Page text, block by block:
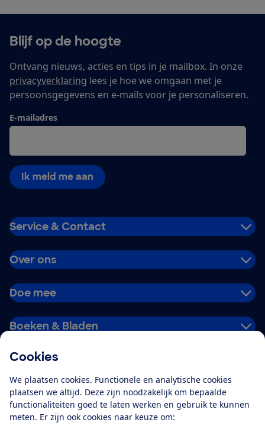
Cookies
We plaatsen cookies. Functionele en analytische cookies
plaatsen we altijd. Deze zijn noodzakelijk om bepaalde
functionaliteiten goed te laten werken en gebruik te kunnen
meten. Er zijn ook cookies naar keuze om:
Blijf op de hoogte
Ontvang nieuws, acties en tips in je mailbox. In onze
privacyverklaring lees je hoe we omgaan met je
persoonsgegevens en e-mails voor je personaliseren.
E-mailadres
Ik meld me aan
Service & Contact
Over ons
Doe mee
Boeken & Bladen
Alles over de